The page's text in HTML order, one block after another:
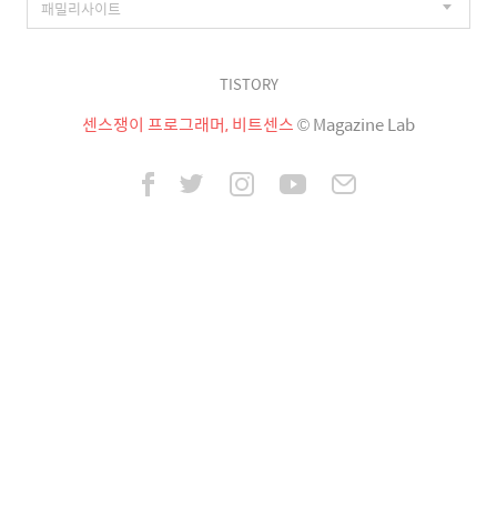
TISTORY
센스쟁이 프로그래머, 비트센스© Magazine Lab